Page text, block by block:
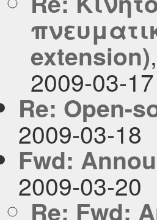
extension)
2009-03-17
Re: Open-
2009-03-18
Fwd:
2009-03-20
Re: Fwd: